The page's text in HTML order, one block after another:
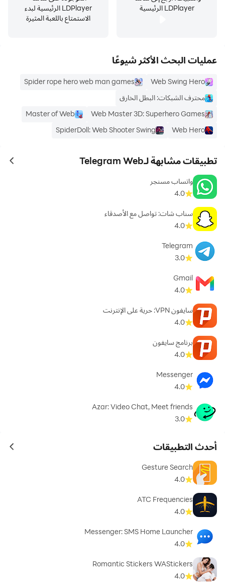
LDPlayer الرئيسية
LDPlayer الرئيسية لبدء
الاستمتاع باللعبة المثيرة
عمليات البحث الأكثر شيوعًا
Web Swing Hero
Spider rope hero web man games
محترف الشبكات: البطل الخارق
Web Master 3D: Superhero Games
Master of Web
Web Hero
SpiderDoll: Web Shooter Swing
تطبيقات مشابهة لـTelegram Web
واتساب مسنجر
4.0
سناب شات: تواصل مع الأصدقاء
4.0
Telegram
3.0
Gmail
4.0
سايفون VPN: حرية على الإنترنت
4.0
برنامج سايفون
4.0
Messenger
4.0
Azar: Video Chat, Meet friends
3.0
أحدث التطبيقات
Gesture Search
4.0
ATC Frequencies
4.0
Messenger: SMS Home Launcher
4.0
Romantic Stickers WAStickers
4.0